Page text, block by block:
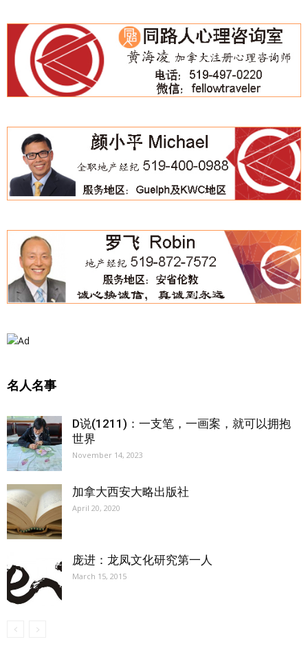
名人名事
D说(1211)：一支笔，一画案，就可以拥抱
世界
November 14, 2023
加拿大西安大略出版社
April 20, 2020
庞进：龙凤文化研究第一人
March 15, 2015